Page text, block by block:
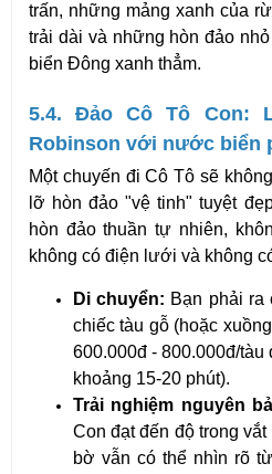
trấn, những mảng xanh của
trải dài và những hòn đảo
biển Đông xanh thẳm.
5.4. Đảo Cô Tô Con:
Robinson với nước biển
Một chuyến đi Cô Tô sẽ
lỡ hòn đảo "vệ tinh" tuyệt
hòn đảo thuần tự nhiên,
không có điện lưới và không
Di chuyển: Bạn phải ra
chiếc tàu gỗ (hoặc
600.000đ - 800.000đ/
khoảng 15-20 phút).
Trải nghiệm nguyên
Con đạt đến độ trong
bờ vẫn có thể nhìn rõ